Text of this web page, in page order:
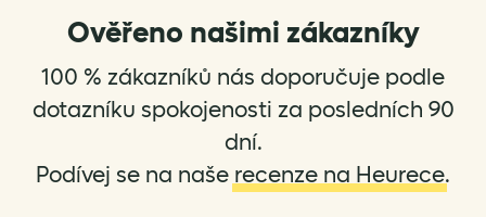
options
may
be
chosen
on
product
options
may
be
chosen
on
product
Ověřeno našimi zákazníky
100 % zákazníků nás doporučuje podle
dotazníku spokojenosti za posledních 90
dní.
Podívej se na naše recenze na Heurece.